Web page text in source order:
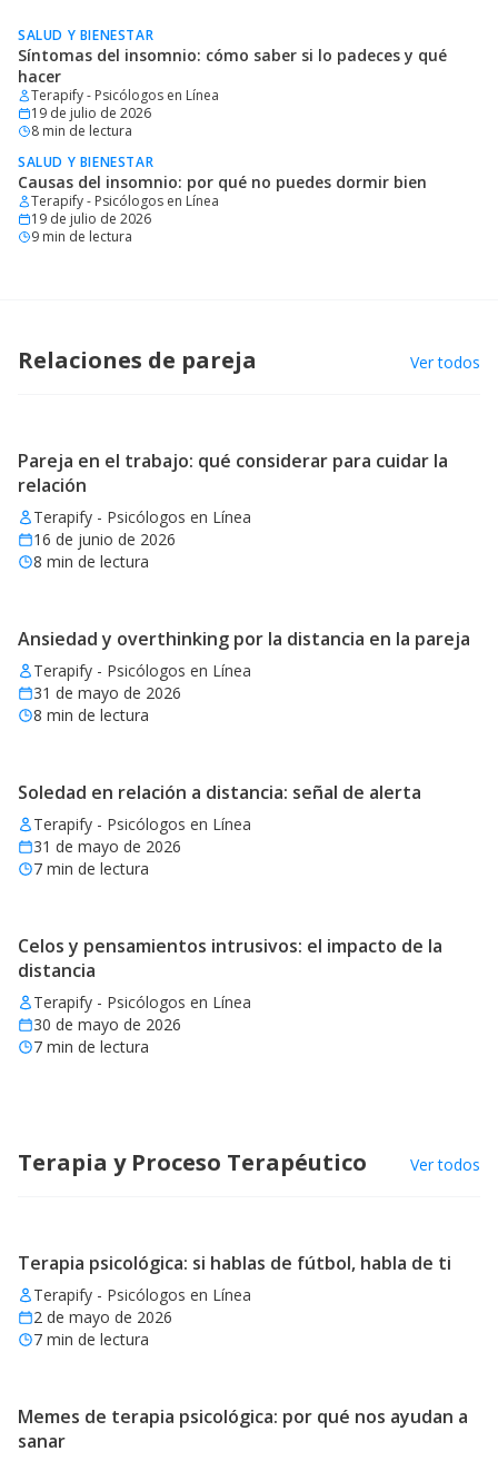
SALUD Y BIENESTAR
Síntomas del insomnio: cómo saber si lo padeces y qué
hacer
Terapify - Psicólogos en Línea
19 de julio de 2026
8 min de lectura
SALUD Y BIENESTAR
Causas del insomnio: por qué no puedes dormir bien
Terapify - Psicólogos en Línea
19 de julio de 2026
9 min de lectura
Relaciones de pareja Ver todos
Pareja en el trabajo: qué considerar para cuidar la
relación
Terapify - Psicólogos en Línea
16 de junio de 2026
8 min de lectura
Ansiedad y overthinking por la distancia en la pareja
Terapify - Psicólogos en Línea
31 de mayo de 2026
8 min de lectura
Soledad en relación a distancia: señal de alerta
Terapify - Psicólogos en Línea
31 de mayo de 2026
7 min de lectura
Celos y pensamientos intrusivos: el impacto de la
distancia
Terapify - Psicólogos en Línea
30 de mayo de 2026
7 min de lectura
Terapia y Proceso Terapéutico Ver todos
Terapia psicológica: si hablas de fútbol, habla de ti
Terapify - Psicólogos en Línea
2 de mayo de 2026
7 min de lectura
Memes de terapia psicológica: por qué nos ayudan a
sanar